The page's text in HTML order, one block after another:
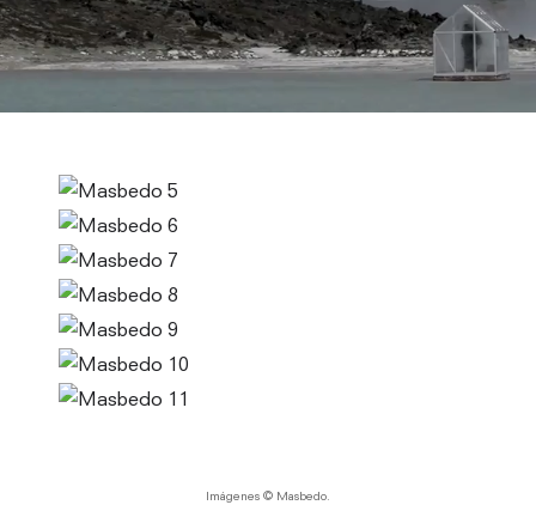
Imágenes © Masbedo.